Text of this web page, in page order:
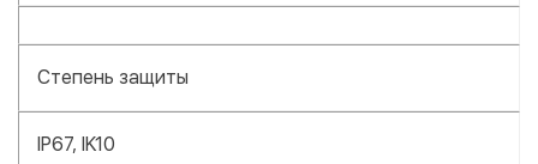
Степень защиты
IP67, IK10